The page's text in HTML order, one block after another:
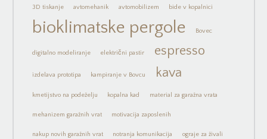
3D tiskanje avtomehanik avtomobilizem bide v kopalnici
bioklimatske pergole Bovec
digitalno modeliranje električni pastir espresso
izdelava prototipa kampiranje v Bovcu kava
kmetijstvo na podeželju kopalna kad material za garažna vrata
mehanizem garažnih vrat motivacija zaposlenih
nakup novih garažnih vrat notranja komunikacija ograje za živali